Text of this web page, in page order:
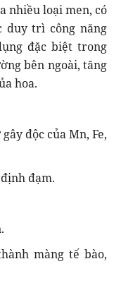
nhiều loại men, có
duy trì công năng
đặc biệt trong
bên ngoài, tăng
hoa.
độc của Mn, Fe,
đạm.
màng tế bào,